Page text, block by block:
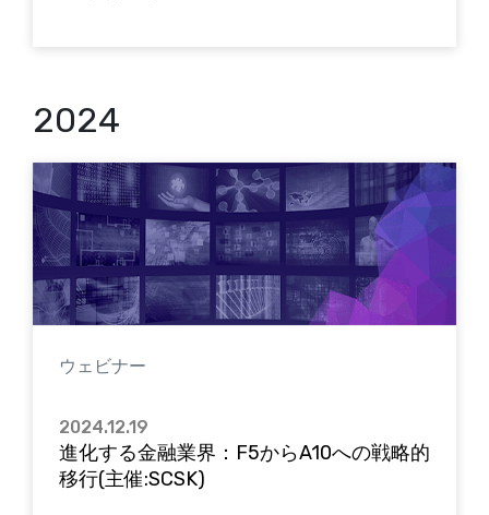
2024
ウェビナー
2024.12.19
進化する金融業界：F5からA10への戦略的
移行(主催:SCSK)